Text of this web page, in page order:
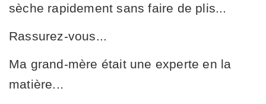
sèche rapidement sans faire de plis...
Rassurez-vous...
Ma grand-mère était une experte en la
matière...